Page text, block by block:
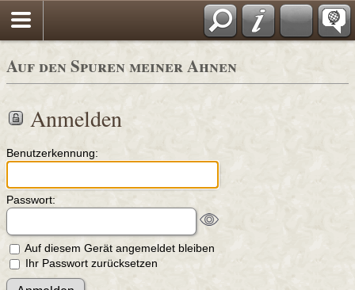
Auf den Spuren meiner Ahnen
Anmelden
Benutzerkennung:
Passwort:
Auf diesem Gerät angemeldet bleiben
Ihr Passwort zurücksetzen